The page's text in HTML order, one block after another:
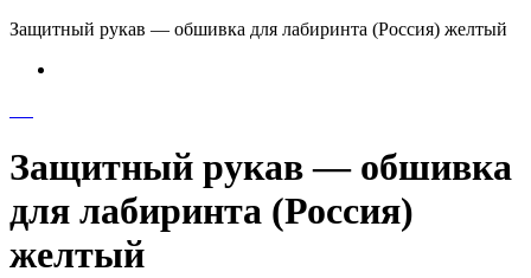
Защитный рукав — обшивка для лабиринта (Россия) желтый
Защитный рукав — обшивка
для лабиринта (Россия)
желтый